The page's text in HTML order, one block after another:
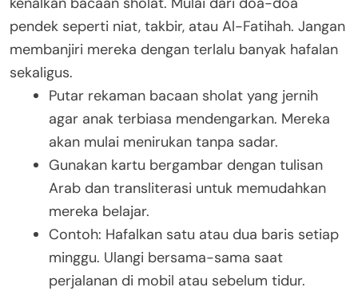
pendek seperti niat, takbir, atau Al-Fatihah. Jangan
membanjiri mereka dengan terlalu banyak hafalan
sekaligus.
Putar rekaman bacaan sholat yang jernih
agar anak terbiasa mendengarkan. Mereka
akan mulai menirukan tanpa sadar.
Gunakan kartu bergambar dengan tulisan
Arab dan transliterasi untuk memudahkan
mereka belajar.
Contoh: Hafalkan satu atau dua baris setiap
minggu. Ulangi bersama-sama saat
perjalanan di mobil atau sebelum tidur.